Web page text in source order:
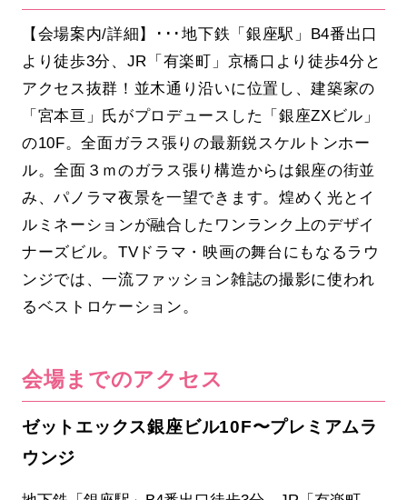
【会場案内/詳細】･･･地下鉄「銀座駅」B4番出口
より徒歩3分、JR「有楽町」京橋口より徒歩4分と
アクセス抜群！並木通り沿いに位置し、建築家の
「宮本亘」氏がプロデュースした「銀座ZXビル」
の10F。全面ガラス張りの最新鋭スケルトンホー
ル。全面３ｍのガラス張り構造からは銀座の街並
み、パノラマ夜景を一望できます。煌めく光とイ
ルミネーションが融合したワンランク上のデザイ
ナーズビル。TVドラマ・映画の舞台にもなるラウ
ンジでは、一流ファッション雑誌の撮影に使われ
るベストロケーション。
会場までのアクセス
ゼットエックス銀座ビル10F〜プレミアムラ
ウンジ